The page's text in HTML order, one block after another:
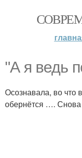
"А я ведь
Осознавала, во что
обернётся ….